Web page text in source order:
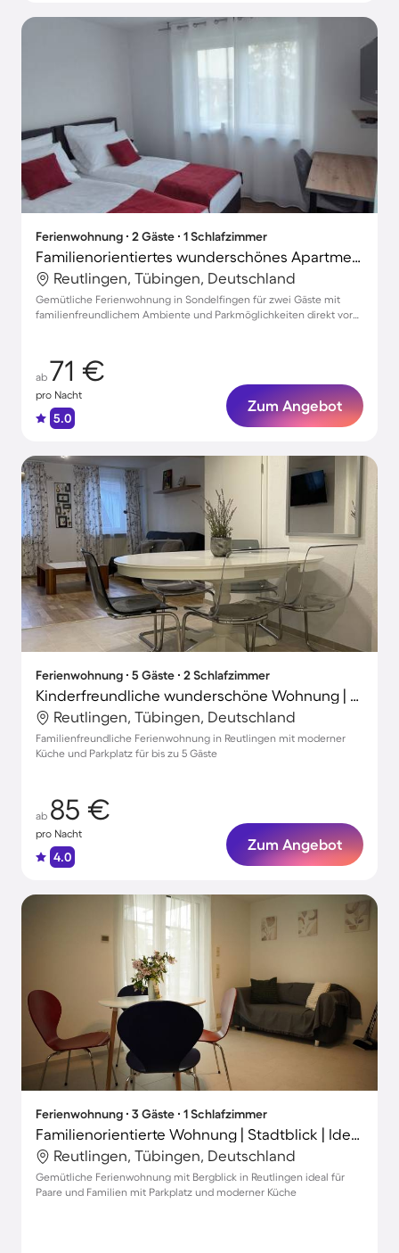
Ferienwohnung ∙ 2 Gäste ∙ 1 Schlafzimmer
Familienorientiertes wunderschönes Apartment
Reutlingen, Tübingen, Deutschland
Gemütliche Ferienwohnung in Sondelfingen für zwei Gäste mit
familienfreundlichem Ambiente und Parkmöglichkeiten direkt vor
ab 71 €
pro Nacht
5.0
Zum Angebot
Ferienwohnung ∙ 5 Gäste ∙ 2 Schlafzimmer
Kinderfreundliche wunderschöne Wohnung | Stadtblick | Perfekt für die Arbeit von Zuhause
Reutlingen, Tübingen, Deutschland
Familienfreundliche Ferienwohnung in Reutlingen mit moderner
Küche und Parkplatz für bis zu 5 Gäste
ab 85 €
pro Nacht
4.0
Zum Angebot
Ferienwohnung ∙ 3 Gäste ∙ 1 Schlafzimmer
Familienorientierte Wohnung | Stadtblick | Ideal für Homeoffice
Reutlingen, Tübingen, Deutschland
Gemütliche Ferienwohnung mit Bergblick in Reutlingen ideal für
Paare und Familien mit Parkplatz und moderner Küche